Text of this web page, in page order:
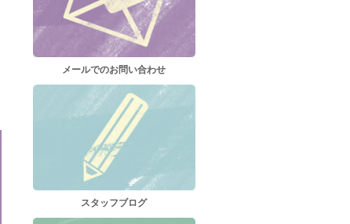
メールでのお問い合わせ
スタッフブログ